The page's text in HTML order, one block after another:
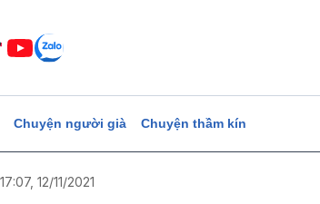
Chuyện người già Chuyện thầm kín
12/11/2021